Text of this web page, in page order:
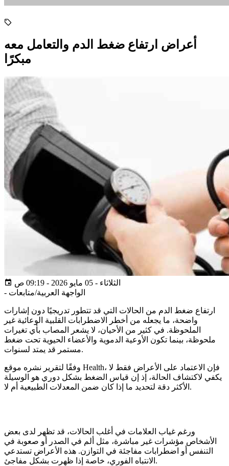
أعراض ارتفاع ضغط الدم والتعامل معه
مبكرًا
الثلاثاء - 05 مايو 2026 - 09:19 ص
- الواجهة العربية/متابعات
ارتفاع ضغط الدم من الحالات التي قد تتطور تدريجيًا دون إشارات
واضحة، ما يجعله من أخطر الاضطرابات القلبية الوعائية غير
الملحوظة. في كثير من الأحيان، لا يشعر المصاب بأي تغيرات
ملحوظة، بينما تكون الأوعية الدموية والأعضاء الحيوية تحت ضغط
مستمر قد يمتد لسنوات.
وفقًا لتقرير نشره موقع Health، فإن الاعتماد على الأعراض فقط لا
يكفي لاكتشاف الحالة، إذ إن قياس الضغط بشكل دوري هو الوسيلة
الأكثر دقة لتحديد ما إذا كان ضمن المعدلات الطبيعية أم لا.
ورغم غياب العلامات في أغلب الحالات، قد تظهر لدى بعض
الأشخاص مؤشرات غير مباشرة، مثل ألم في الصدر أو صعوبة في
التنفس أو اضطرابات مفاجئة في التوازن. هذه الأعراض تستدعي
الانتباه الفوري، خاصة إذا ظهرت بشكل مفاجئ.